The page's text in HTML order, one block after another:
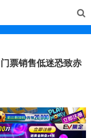
票销售低迷恐致赤